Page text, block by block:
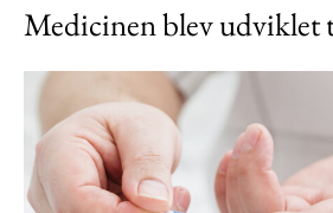
Medicinen blev udviklet